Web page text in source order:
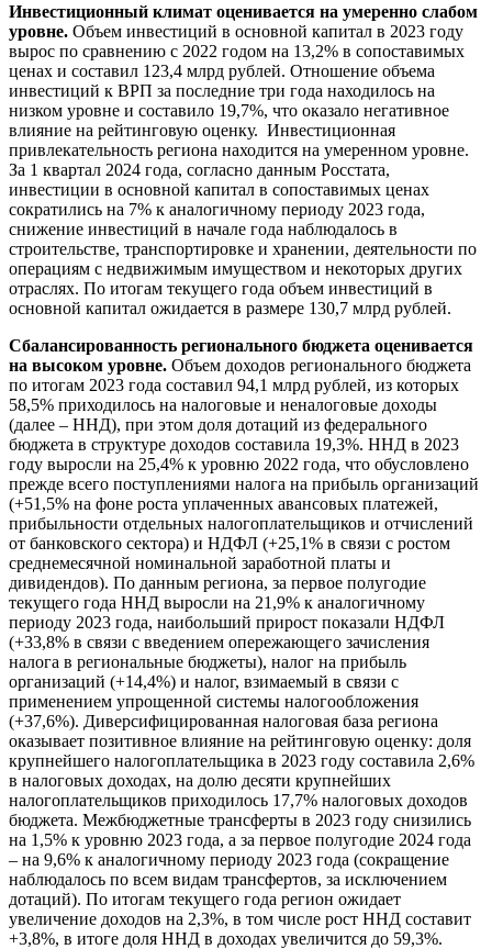
Инвестиционный климат оценивается на умеренно слабом
уровне. Объем инвестиций в основной капитал в 2023 году
вырос по сравнению с 2022 годом на 13,2% в сопоставимых
ценах и составил 123,4 млрд рублей. Отношение объема
инвестиций к ВРП за последние три года находилось на
низком уровне и составило 19,7%, что оказало негативное
влияние на рейтинговую оценку. Инвестиционная
привлекательность региона находится на умеренном уровне.
За 1 квартал 2024 года, согласно данным Росстата,
инвестиции в основной капитал в сопоставимых ценах
сократились на 7% к аналогичному периоду 2023 года,
снижение инвестиций в начале года наблюдалось в
строительстве, транспортировке и хранении, деятельности по
операциям с недвижимым имуществом и некоторых других
отраслях. По итогам текущего года объем инвестиций в
основной капитал ожидается в размере 130,7 млрд рублей.
Сбалансированность регионального бюджета оценивается
на высоком уровне. Объем доходов регионального бюджета
по итогам 2023 года составил 94,1 млрд рублей, из которых
58,5% приходилось на налоговые и неналоговые доходы
(далее – ННД), при этом доля дотаций из федерального
бюджета в структуре доходов составила 19,3%. ННД в 2023
году выросли на 25,4% к уровню 2022 года, что обусловлено
прежде всего поступлениями налога на прибыль организаций
(+51,5% на фоне роста уплаченных авансовых платежей,
прибыльности отдельных налогоплательщиков и отчислений
от банковского сектора) и НДФЛ (+25,1% в связи с ростом
среднемесячной номинальной заработной платы и
дивидендов). По данным региона, за первое полугодие
текущего года ННД выросли на 21,9% к аналогичному
периоду 2023 года, наибольший прирост показали НДФЛ
(+33,8% в связи с введением опережающего зачисления
налога в региональные бюджеты), налог на прибыль
организаций (+14,4%) и налог, взимаемый в связи с
применением упрощенной системы налогообложения
(+37,6%). Диверсифицированная налоговая база региона
оказывает позитивное влияние на рейтинговую оценку: доля
крупнейшего налогоплательщика в 2023 году составила 2,6%
в налоговых доходах, на долю десяти крупнейших
налогоплательщиков приходилось 17,7% налоговых доходов
бюджета. Межбюджетные трансферты в 2023 году снизились
на 1,5% к уровню 2023 года, а за первое полугодие 2024 года
– на 9,6% к аналогичному периоду 2023 года (сокращение
наблюдалось по всем видам трансфертов, за исключением
дотаций). По итогам текущего года регион ожидает
увеличение доходов на 2,3%, в том числе рост ННД составит
+3,8%, в итоге доля ННД в доходах увеличится до 59,3%.